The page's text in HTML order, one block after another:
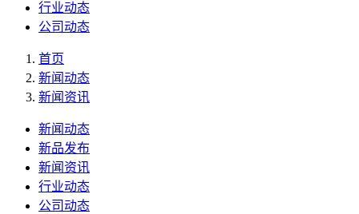
行业动态
公司动态
首页
新闻动态
新闻资讯
新闻动态
新品发布
新闻资讯
行业动态
公司动态